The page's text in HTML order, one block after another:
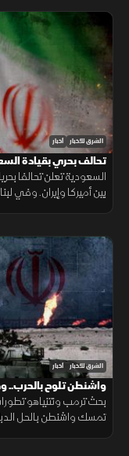
الشرق للأخبار أخبار
تحالف بحري بقيادة
السعودية تعلن تحالفا
بين أميركا وإيران. وفي
الشرق للأخبار أخبار
واشنطن تلوح
بحث ترمب ونتنياهو
تمسك واشنطن بالحل